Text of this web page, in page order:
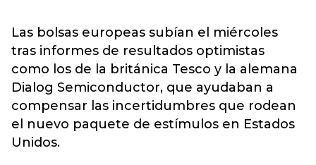
Las bolsas europeas subían el miércoles
tras informes de resultados optimistas
como los de la británica Tesco y la alemana
Dialog Semiconductor, que ayudaban a
compensar las incertidumbres que rodean
el nuevo paquete de estímulos en Estados
Unidos.